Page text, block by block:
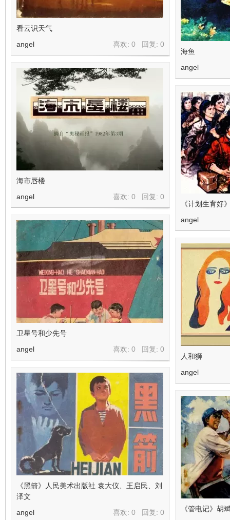
看云识天气
喜欢: 0 回复: 0
angel
海鱼
angel
海市唇楼
喜欢: 0 回复: 0
angel
《计划生育好
angel
卫星号和少先号
喜欢: 0 回复: 0
angel
人和狮
angel
《黑箭》人民美术出版社 袁大仪、王启民、刘
泽文
喜欢: 0 回复: 0
angel
《管电记》胡